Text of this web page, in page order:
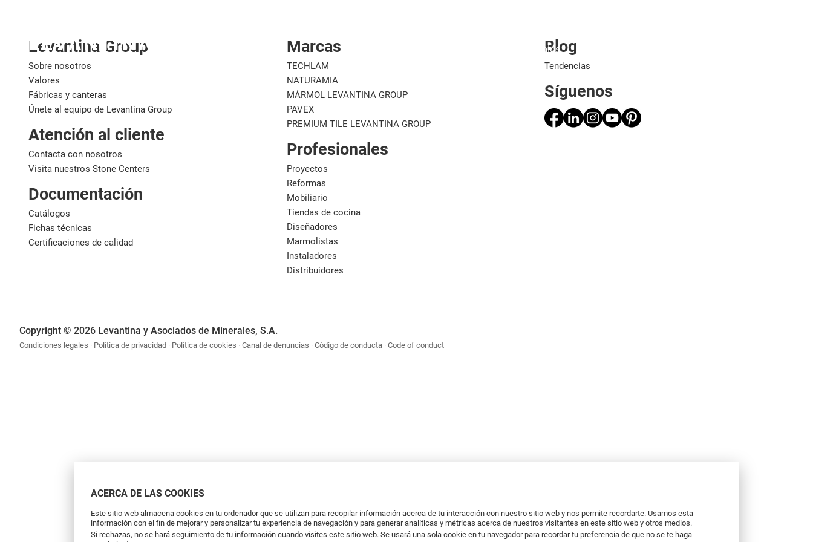
Materiales
ACERCA DE LAS COOKIES
Este sitio web almacena cookies en tu ordenador que se utilizan para recopilar información acerca de tu interacción con nuestro sitio web y nos permite recordarte. Usamos esta
información con el fin de mejorar y personalizar tu experiencia de navegación y para generar analíticas y métricas acerca de nuestros visitantes en este sitio web y otros medios.
Si rechazas, no se hará seguimiento de tu información cuando visites este sitio web. Se usará una sola cookie en tu navegador para recordar tu preferencia de que no se te haga
Levantina Group
Sobre nosotros
Valores
Fábricas y canteras
Únete al equipo de Levantina Group
Atención al cliente
Contacta con nosotros
Visita nuestros Stone Centers
Documentación
Catálogos
Fichas técnicas
Certificaciones de calidad
Marcas
TECHLAM
NATURAMIA
MÁRMOL LEVANTINA GROUP
PAVEX
PREMIUM TILE LEVANTINA GROUP
Profesionales
Proyectos
Reformas
Mobiliario
Tiendas de cocina
Diseñadores
Marmolistas
Instaladores
Distribuidores
Blog
Tendencias
Síguenos
Copyright © 2026 Levantina y Asociados de Minerales, S.A.
Condiciones legales Política de privacidad Política de cookies Canal de denuncias Código de conducta Code of conduct